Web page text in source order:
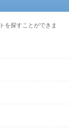
を探すことができま